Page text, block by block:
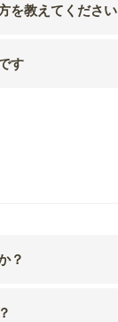
を教えてください
す
？